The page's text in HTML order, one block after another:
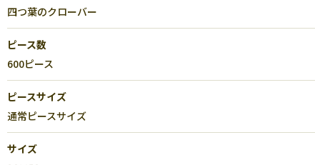
四つ葉のクローバー
ピース数
600ピース
ピースサイズ
通常ピースサイズ
サイズ